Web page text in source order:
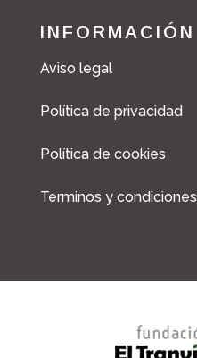
INFORMACIÓN
Aviso legal
Política de privacidad
Política de cookies
Terminos y condiciones